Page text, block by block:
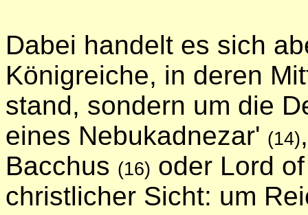
Dabei handelt es sich
Königreiche, in deren
stand, sondern um die
eines Nebukadnezar' (14)
Bacchus (16) oder Lord
christlicher Sicht: um